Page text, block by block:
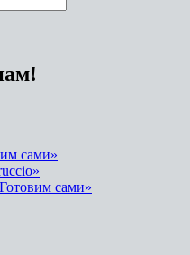
сами»
сами»